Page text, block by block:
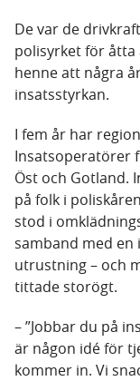
De var de
polisyrket för åtta
henne att några
insatsstyrkan.
I fem år har
Insatsoperatörer
Öst och Gotland.
på folk i
stod i
samband med
utrustning – och
tittade storögt.
– ”Jobbar du på
är någon idé för
kommer in. Vi